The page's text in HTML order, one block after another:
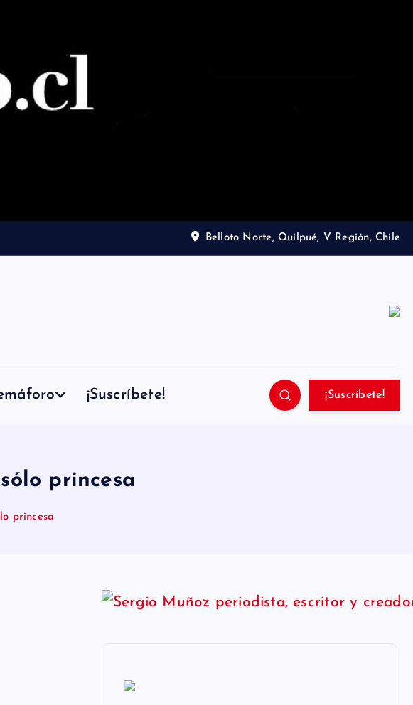
Belloto Norte, Quilpué, V Región, Chile
¡Suscríbete! ¡Suscríbete!
princesa
princesa